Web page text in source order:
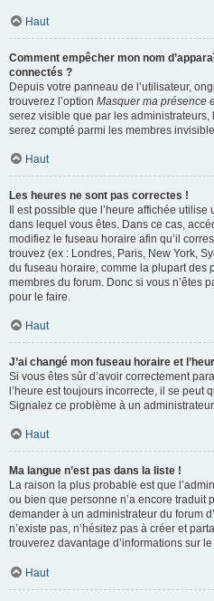
Haut
Comment empêcher mon nom
connectés ?
Depuis votre panneau de l’utilisateur,
trouverez l’option Masquer ma présence
serez visible que par les
serez compté parmi les membres
Haut
Les heures ne sont pas correctes !
Il est possible que l’heure affichée
dans lequel vous êtes. Dans ce cas,
modifiez le fuseau horaire afin qu’il
trouvez (ex : Londres, Paris, New York,
du fuseau horaire, comme la plupart des
membres du forum. Donc si vous n’êtes
pour le faire.
Haut
J’ai changé mon fuseau horaire et
Si vous êtes sûr d’avoir correctement
l’heure est toujours incorrecte, il se peut
Signalez ce problème à un
Haut
Ma langue n’est pas dans la liste !
La raison la plus probable est que
ou bien que personne n’a encore traduit
demander à un administrateur du forum
n’existe pas, n’hésitez pas à créer et
trouverez davantage d’informations sur
Haut